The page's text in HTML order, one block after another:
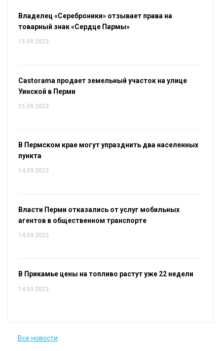
Владелец «Сереброники» отзывает права на
товарный знак «Сердце Пармы»
15.09.2023
Castorama продает земельный участок на улице
Уинской в Перми
15.09.2023
В Пермском крае могут упразднить два населенных
пункта
14.09.2023
Власти Перми отказались от услуг мобильных
агентов в общественном транспорте
14.09.2023
В Прикамье цены на топливо растут уже 22 недели
14.09.2023
Все новости